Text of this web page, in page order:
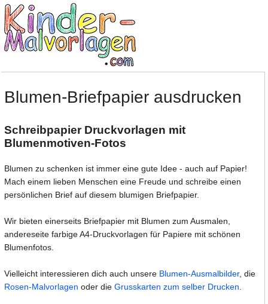
Blumen-Briefpapier ausdrucken
Schreibpapier Druckvorlagen mit
Blumenmotiven-Fotos
Blumen zu schenken ist immer eine gute Idee - auch auf Papier!
Mach einem lieben Menschen eine Freude und schreibe einen
persönlichen Brief auf diesem blumigen Briefpapier.
Wir bieten einerseits Briefpapier mit Blumen zum Ausmalen,
andereseite farbige A4-Druckvorlagen für Papiere mit schönen
Blumenfotos.
Vielleicht interessieren dich auch unsere Blumen-Ausmalbilder, die
Rosen-Malvorlagen oder dieGrusskarten zum selber Drucken